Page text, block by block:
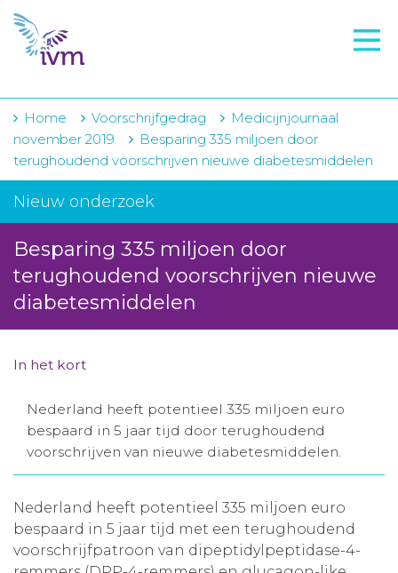
VMI
FTO voorbereiding
IVM-academie
Zorginstellingen
Projecten
Over IVM
Actueel
Aanmelden nieuwsbrief
Inloggen
Toegang leeromgeving
Home Voorschrijfgedrag
Medicijnjournaal
november 2019
Besparing 335 miljoen door
terughoudend voorschrijven nieuwe diabetesmiddelen
Nieuw onderzoek
Besparing 335 miljoen door
terughoudend voorschrijven nieuwe
diabetesmiddelen
In het kort
Nederland heeft potentieel 335 miljoen euro
bespaard in 5 jaar tijd door terughoudend
voorschrijven van nieuwe diabetesmiddelen.
Nederland heeft potentieel 335 miljoen euro
bespaard in 5 jaar tijd met een terughoudend
voorschrijfpatroon van dipeptidylpeptidase-4-